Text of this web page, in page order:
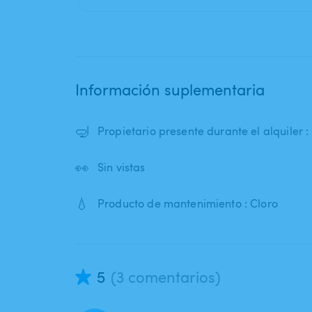
Información suplementaria
🤿 Propietario presente durante el alquiler :
👀 Sin vistas
💧 Producto de mantenimiento : Cloro
5 (3 comentarios)